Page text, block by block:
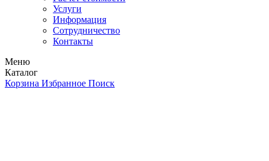
Услуги
Информация
Сотрудничество
Контакты
Меню
Каталог
Корзина Избранное Поиск